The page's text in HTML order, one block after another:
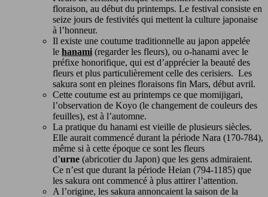
floraison, au début du printemps. Le festival consiste en
seize jours de festivités qui mettent la culture japonaise
à l’honneur.
Il existe une coutume traditionnelle au japon appelée
le hanami (regarder les fleurs), ou o-hanami avec le
préfixe honorifique, qui est d’apprécier la beauté des
fleurs et plus particulièrement celle des cerisiers. Les
sakura sont en pleines floraisons fin Mars, début avril.
Cette coutume est au printemps ce que momijigari,
l’observation de Koyo (le changement de couleurs des
feuilles), est à l’automne.
La pratique du hanami est vieille de plusieurs siècles.
Elle aurait commencé durant la période Nara (170-784),
même si à cette époque ce sont les fleurs
d’urne (abricotier du Japon) que les gens admiraient.
Ce n’est que durant la période Heian (794-1185) que
les sakura ont commencé à plus attirer l’attention.
A l’origine, les sakura annoncaient la saison de la